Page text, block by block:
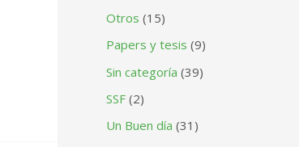
Otros (15)
Papers y tesis (9)
Sin categoría (39)
SSF (2)
Un Buen día (31)